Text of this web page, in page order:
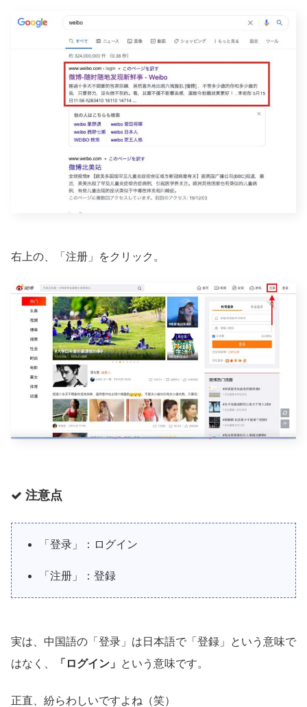
右上の、「注册」をクリック。
注意点
「登录」：ログイン
「注册」：登録
実は、中国語の「登录」は日本語で「登録」という意味で
はなく、
「ログイン」 という意味です。
正直、紛らわしいですよね（笑）